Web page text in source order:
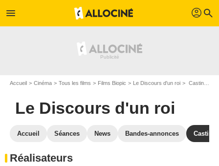
menu profil search
Accueil Cinéma Tous les films Films Biopic Le Discours d'un roi Casting Le Discours d'un roi
Le Discours d'un roi
Accueil Séances News Bandes-annonces Casting
Réalisateurs